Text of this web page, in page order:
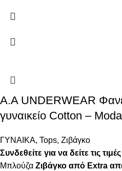
Α.A UNDERWEAR
γυναικείο Cotton –
ΓΥΝΑΙΚΑ, Tops, Ζιβάγκο
Συνδεθείτε για να δείτε τις τιμές
Μπλούζα Ζιβάγκο από Extra